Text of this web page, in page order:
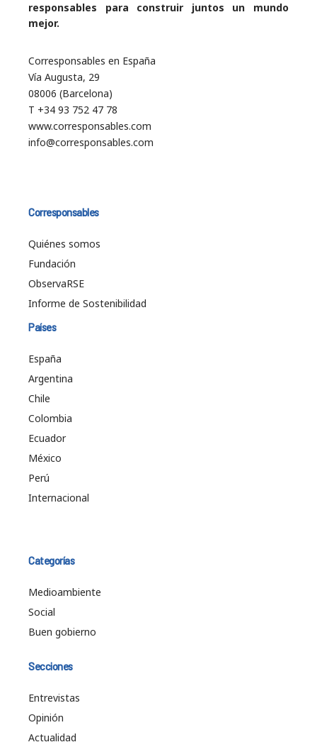
responsables para construir juntos un mundo
mejor.
Corresponsables en España
Vía Augusta, 29
08006 (Barcelona)
T +34 93 752 47 78
www.corresponsables.com
info@corresponsables.com
Corresponsables
Quiénes somos
Fundación
ObservaRSE
Informe de Sostenibilidad
Países
España
Argentina
Chile
Colombia
Ecuador
México
Perú
Internacional
Categorías
Medioambiente
Social
Buen gobierno
Secciones
Entrevistas
Opinión
Actualidad